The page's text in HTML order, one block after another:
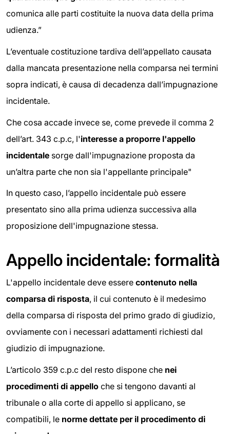
comunica alle parti costituite la nuova data della prima
udienza.”
L’eventuale costituzione tardiva dell’appellato causata
dalla mancata presentazione nella comparsa nei termini
sopra indicati, è causa di decadenza dall’impugnazione
incidentale.
Che cosa accade invece se, come prevede il comma 2
dell’art. 343 c.p.c, l'interesse a proporre l'appello
incidentale sorge dall'impugnazione proposta da
un’altra parte che non sia l'appellante principale"
In questo caso, l’appello incidentale può essere
presentato sino alla prima udienza successiva alla
proposizione dell'impugnazione stessa.
Appello incidentale: formalità
L'appello incidentale deve essere contenuto nella
comparsa di risposta, il cui contenuto è il medesimo
della comparsa di risposta del primo grado di giudizio,
ovviamente con i necessari adattamenti richiesti dal
giudizio di impugnazione.
L’articolo 359 c.p.c del resto dispone che nei
procedimenti di appello che si tengono davanti al
tribunale o alla corte di appello si applicano, se
compatibili, le norme dettate per il procedimento di